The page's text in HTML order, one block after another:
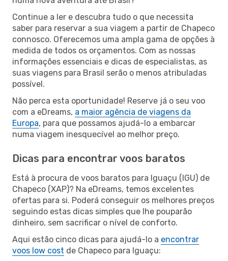
Continue a ler e descubra tudo o que necessita
saber para reservar a sua viagem a partir de Chapeco
connosco. Oferecemos uma ampla gama de opções à
medida de todos os orçamentos. Com as nossas
informações essenciais e dicas de especialistas, as
suas viagens para Brasil serão o menos atribuladas
possível.
Não perca esta oportunidade! Reserve já o seu voo
com a eDreams, a maior agência de viagens da
Europa, para que possamos ajudá-lo a embarcar
numa viagem inesquecível ao melhor preço.
Dicas para encontrar voos baratos
Está à procura de voos baratos para Iguaçu (IGU) de
Chapeco (XAP)? Na eDreams, temos excelentes
ofertas para si. Poderá conseguir os melhores preços
seguindo estas dicas simples que lhe pouparão
dinheiro, sem sacrificar o nível de conforto.
Aqui estão cinco dicas para ajudá-lo a encontrar
voos low cost de Chapeco para Iguaçu: